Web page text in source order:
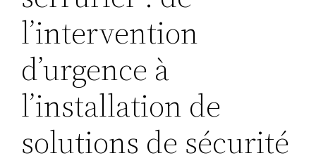
l’intervention
d’urgence à
l’installation de
solutions de sécurité